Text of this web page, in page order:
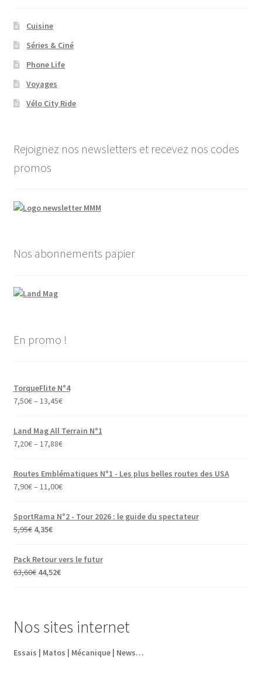
Cuisine
Séries & Ciné
Phone Life
Voyages
Vélo City Ride
Rejoignez nos newsletters et recevez nos codes
promos
Nos abonnements papier
En promo !
TorqueFlite N°4
7,50€– 13,45€
Land Mag All Terrain N°1
7,20€– 17,88€
Routes Emblématiques N°1 - Les plus belles routes des USA
7,90€– 11,00€
SportRama N°2 - Tour 2026 : le guide du spectateur
5,95€ Le
5,95€.
4,35€Le
Pack Retour vers le futur
63,60€ Le
63,60€.
44,52€Le
44,52€.
Nos sites internet
Essais | Matos | Mécanique | News…